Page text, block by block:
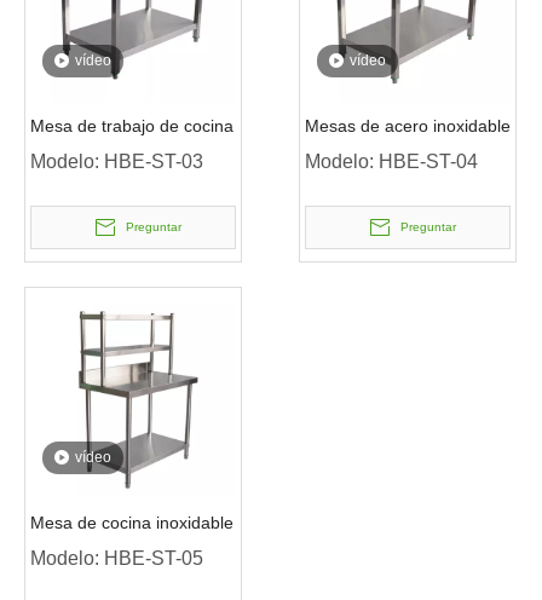
vídeo
Mesa de trabajo de cocina
Modelo: HBE-ST-03
Preguntar
vídeo
Mesas de acero inoxidable
Modelo: HBE-ST-04
Preguntar
vídeo
Mesa de cocina inoxidable
Modelo: HBE-ST-05